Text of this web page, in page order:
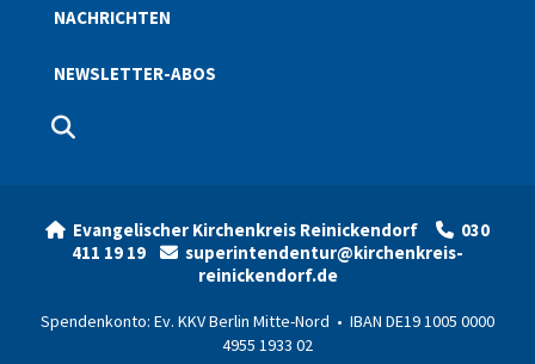
NACHRICHTEN
NEWSLETTER-ABOS
 Evangelischer Kirchenkreis Reinickendorf  030
411 19 19
 superintendentur@kirchenkreis-
reinickendorf.de
Spendenkonto: Ev. KKV Berlin Mitte-Nord • IBAN DE19 1005 0000
4955 1933 02